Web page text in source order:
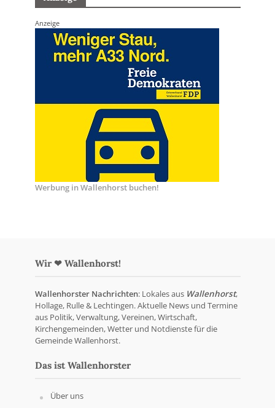
Anzeige
Werbung in Wallenhorst buchen!
Wir ❤ Wallenhorst!
Wallenhorster Nachrichten: Lokales aus Wallenhorst,
Hollage, Rulle & Lechtingen. Aktuelle News und Termine
aus Politik, Verwaltung, Vereinen, Wirtschaft,
Kirchengemeinden, Wetter und Notdienste für die
Gemeinde Wallenhorst.
Das ist Wallenhorster
Über uns